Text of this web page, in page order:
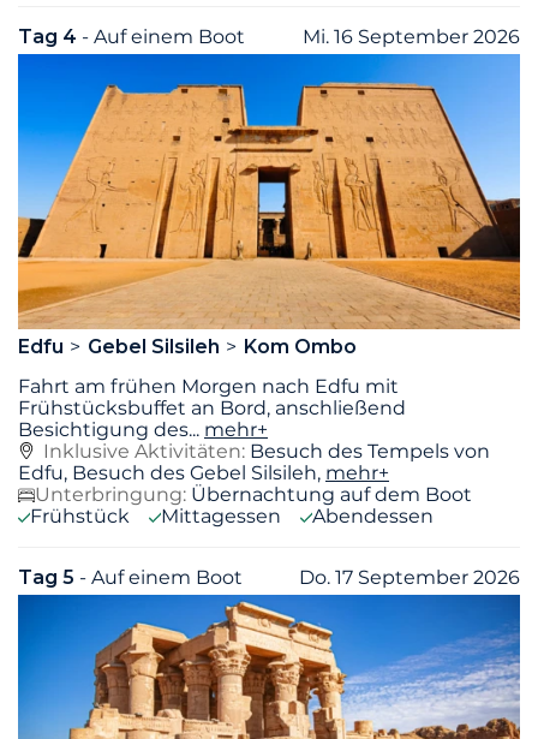
Tag 4 - Auf einem Boot Mi. 16 September 2026
Edfu Gebel Silsileh
Kom Ombo
Fahrt am frühen Morgen nach Edfu mit
Frühstücksbuffet an Bord, anschließend
Besichtigung des... mehr+
Inklusive Aktivitäten: Besuch des Tempels von
Edfu, Besuch des Gebel Silsileh, mehr+
Unterbringung: Übernachtung auf dem Boot
Frühstück
Mittagessen Abendessen
Tag 5 - Auf einem Boot Do. 17 September 2026